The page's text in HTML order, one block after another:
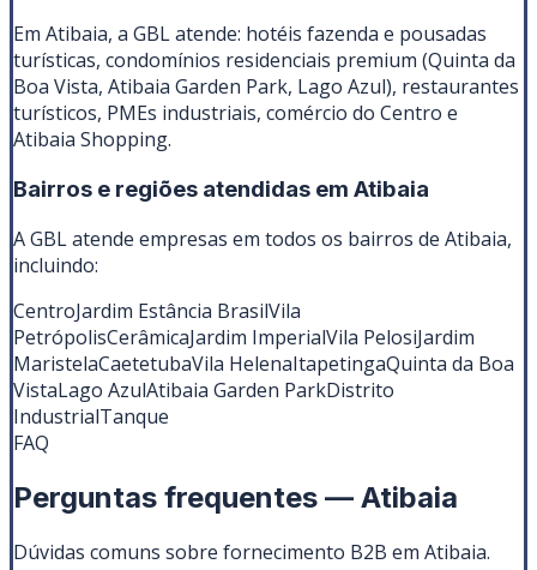
Em Atibaia, a GBL atende: hotéis fazenda e pousadas
turísticas, condomínios residenciais premium (Quinta da
Boa Vista, Atibaia Garden Park, Lago Azul), restaurantes
turísticos, PMEs industriais, comércio do Centro e
Atibaia Shopping.
Bairros e regiões atendidas em Atibaia
A GBL atende empresas em todos os bairros de Atibaia,
incluindo:
CentroJardim Estância BrasilVila
PetrópolisCerâmicaJardim ImperialVila PelosiJardim
MaristelaCaetetubaVila HelenaItapetingaQuinta da Boa
VistaLago AzulAtibaia Garden ParkDistrito
IndustrialTanque
FAQ
Perguntas frequentes — Atibaia
Dúvidas comuns sobre fornecimento B2B em Atibaia.